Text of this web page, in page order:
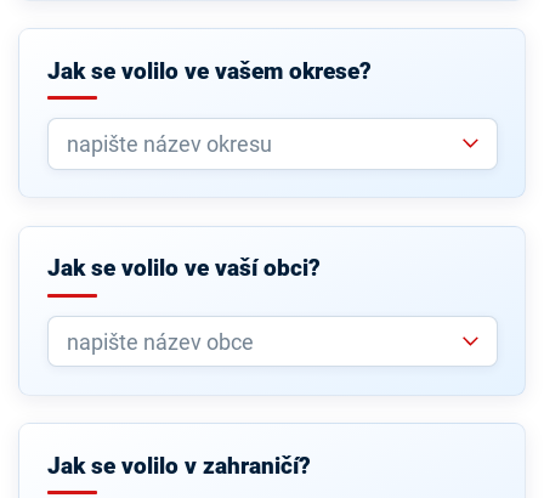
Jak se volilo ve vašem okrese?
Jak se volilo ve vaší obci?
Jak se volilo v zahraničí?